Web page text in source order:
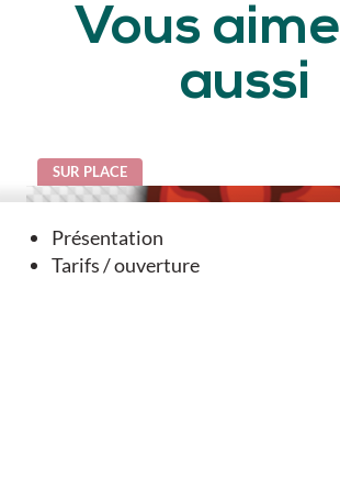
Présentation
Tarifs / ouverture
Vous
aussi
SUR PLACE